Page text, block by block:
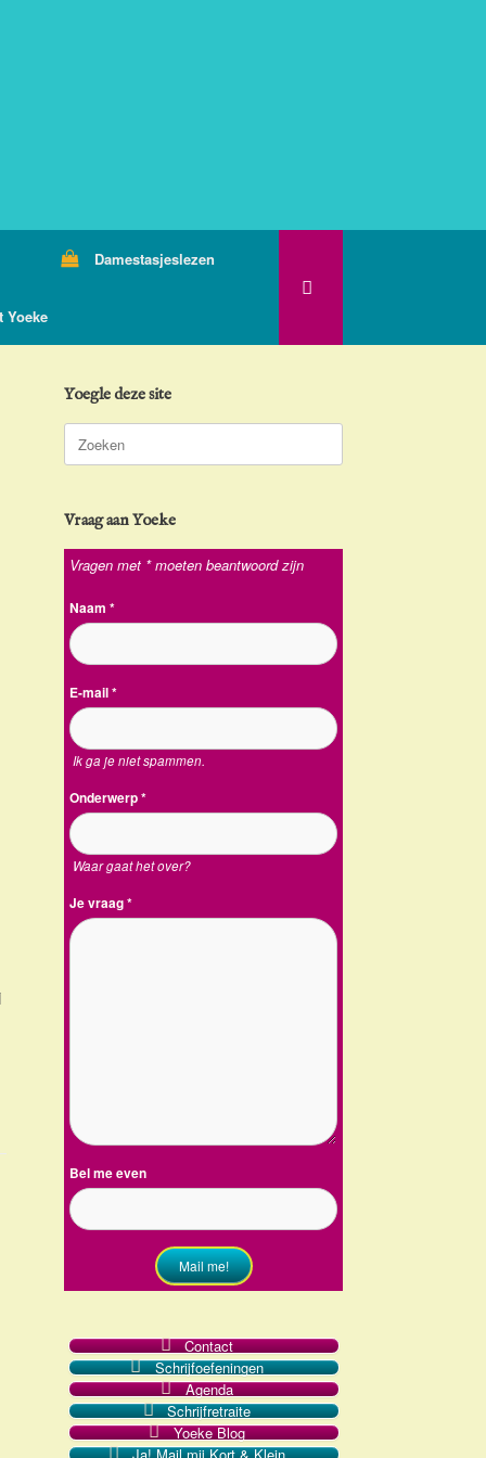
Damestasjeslezen
Yoeke
Yoegle deze site
Zoeken
naar:
Vraag aan Yoeke
Vragen met * moeten beantwoord zijn
Naam*
E-mail*
Ik ga je niet spammen.
Onderwerp*
Waar gaat het over?
Je vraag*
Bel me even
Mail me!
Contact
Schrijfoefeningen
Agenda
Schrijfretraite
Yoeke Blog